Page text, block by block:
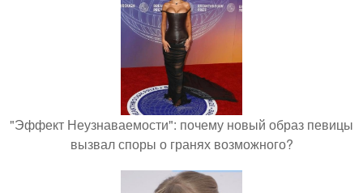
"Эффект Неузнаваемости": почему новый образ певицы
вызвал споры о гранях возможного?